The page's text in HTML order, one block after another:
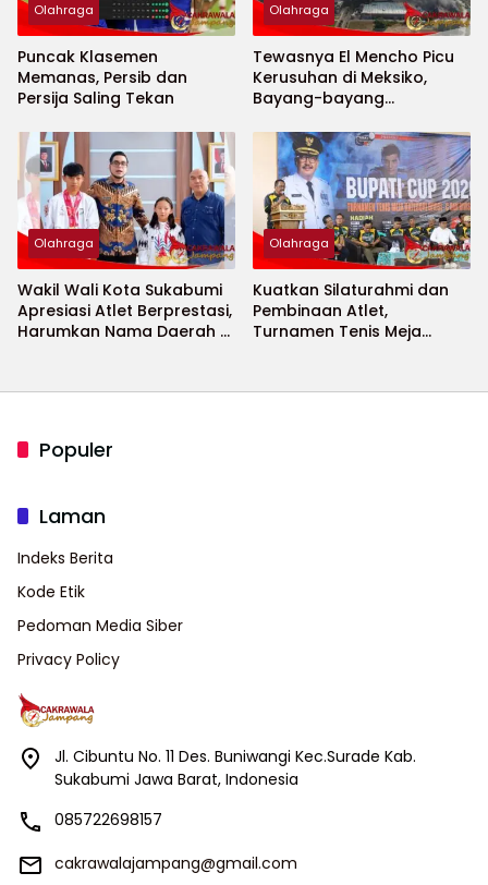
Olahraga
Puncak Klasemen
Memanas, Persib dan
Persija Saling Tekan
Olahraga
Tewasnya El Mencho Picu
Kerusuhan di Meksiko,
Bayang-bayang
2026 Menguat
Olahraga
Wakil Wali Kota Sukabumi
Apresiasi Atlet Berprestasi,
Harumkan Nama Daerah di
Olahraga
Kuatkan Silaturahmi dan
Pembinaan Atlet,
Turnamen Tenis Meja
Populer
Laman
Indeks Berita
Kode Etik
Pedoman Media Siber
Privacy Policy
Jl. Cibuntu No. 11 Des. Buniwangi Kec.Surade Kab.
Sukabumi Jawa Barat, Indonesia
085722698157
cakrawalajampang@gmail.com